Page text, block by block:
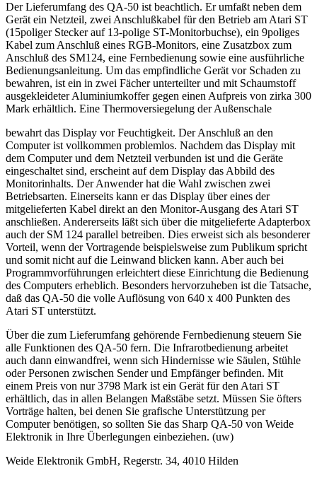
Der Lieferumfang des QA-50 ist beachtlich. Er umfaßt neben dem
Gerät ein Netzteil, zwei Anschlußkabel für den Betrieb am Atari ST
(15poliger Stecker auf 13-polige ST-Monitorbuchse), ein 9poliges
Kabel zum Anschluß eines RGB-Monitors, eine Zusatzbox zum
Anschluß des SM124, eine Fernbedienung sowie eine ausführliche
Bedienungsanleitung. Um das empfindliche Gerät vor Schaden zu
bewahren, ist ein in zwei Fächer unterteilter und mit Schaumstoff
ausgekleideter Aluminiumkoffer gegen einen Aufpreis von zirka 300
Mark erhältlich. Eine Thermoversiegelung der Außenschale
bewahrt das Display vor Feuchtigkeit. Der Anschluß an den
Computer ist vollkommen problemlos. Nachdem das Display mit
dem Computer und dem Netzteil verbunden ist und die Geräte
eingeschaltet sind, erscheint auf dem Display das Abbild des
Monitorinhalts. Der Anwender hat die Wahl zwischen zwei
Betriebsarten. Einerseits kann er das Display über eines der
mitgelieferten Kabel direkt an den Monitor-Ausgang des Atari ST
anschließen. Andererseits läßt sich über die mitgelieferte Adapterbox
auch der SM 124 parallel betreiben. Dies erweist sich als besonderer
Vorteil, wenn der Vortragende beispielsweise zum Publikum spricht
und somit nicht auf die Leinwand blicken kann. Aber auch bei
Programmvorführungen erleichtert diese Einrichtung die Bedienung
des Computers erheblich. Besonders hervorzuheben ist die Tatsache,
daß das QA-50 die volle Auflösung von 640 x 400 Punkten des
Atari ST unterstützt.
Über die zum Lieferumfang gehörende Fernbedienung steuern Sie
alle Funktionen des QA-50 fern. Die Infrarotbedienung arbeitet
auch dann einwandfrei, wenn sich Hindernisse wie Säulen, Stühle
oder Personen zwischen Sender und Empfänger befinden. Mit
einem Preis von nur 3798 Mark ist ein Gerät für den Atari ST
erhältlich, das in allen Belangen Maßstäbe setzt. Müssen Sie öfters
Vorträge halten, bei denen Sie grafische Unterstützung per
Computer benötigen, so sollten Sie das Sharp QA-50 von Weide
Elektronik in Ihre Überlegungen einbeziehen. (uw)
Weide Elektronik GmbH, Regerstr. 34, 4010 Hilden